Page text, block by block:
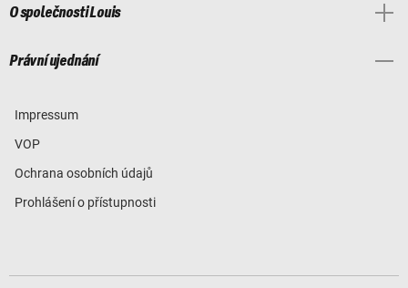
O společnosti Louis
Právní ujednání
Impressum
VOP
Ochrana osobních údajů
Prohlášení o přístupnosti